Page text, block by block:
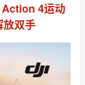
4运动
双手